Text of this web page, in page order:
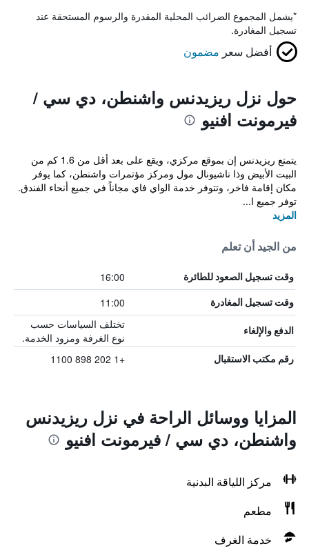
*يشمل المجموع الضرائب المحلية المقدرة والرسوم المستحقة عند
تسجيل المغادرة.
أفضل سعر مضمون
حول نزل ريزيدنس واشنطن، دي سي /
فيرمونت افنيو
يتمتع ريزيدنس إن بموقع مركزي، ويقع على بعد أقل من 1.6 كم من
البيت الأبيض وذا ناشيونال مول ومركز مؤتمرات واشنطن، كما يوفر
مكان إقامة فاخر، وتتوفر خدمة الواي فاي مجاناً في جميع أنحاء الفندق.
توفر جميع ا...
المزيد
من الجيد أن تعلم
وقت تسجيل الصعود للطائرة 16:00
وقت تسجيل المغادرة 11:00
الدفع والإلغاء
تختلف السياسات حسب
نوع الغرفة ومزود الخدمة.
رقم مكتب الاستقبال +1 202 898 1100
المزايا ووسائل الراحة في نزل ريزيدنس
واشنطن، دي سي / فيرمونت افنيو
مركز اللياقة البدنية
مطعم
خدمة الغرف